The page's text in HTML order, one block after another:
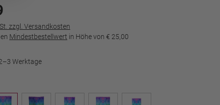
zzgl. Versandkosten
Mindestbestellwert in Höhe von € 25,00
Werktage